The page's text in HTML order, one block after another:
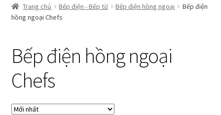
Cửa hàng
Giỏ hàng
Tài khoản của tôi
Thanh toán
Trang chủ Bếp điện - Bếp từ Bếp điện hồng ngoại
Bếp điện
hồng ngoại Chefs
Bếp điện hồng ngoại
Chefs